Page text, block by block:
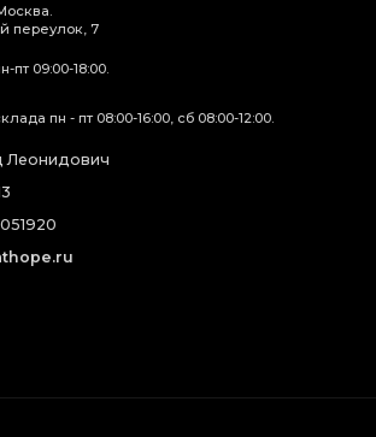
переулок, 7
пт 09:00-18:00.
пн - пт 08:00-16:00, сб 08:00-12:00.
Леонидович